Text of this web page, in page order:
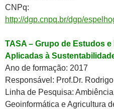
CNPq:
http://dgp.cnpq.br/dgp/
TASA – Grupo de Estudos
Aplicadas à
Ano de formação: 2017
Responsável: Prof.Dr.
Linha de Pesquisa:
Geoinformática e Agricultura